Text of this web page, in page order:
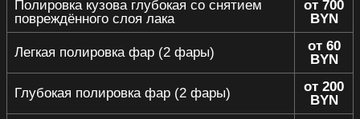
Полировка кузова глубокая со снятием
повреждённого слоя лака
от 700
BYN
Легкая полировка фар (2 фары)
от 60
BYN
Глубокая полировка фар (2 фары)
от 200
BYN